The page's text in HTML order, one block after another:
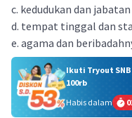
c. kedudukan dan jabatan
d. tempat tinggal dan
e. agama dan
Ikuti Tryout
100rb
Habis dalam